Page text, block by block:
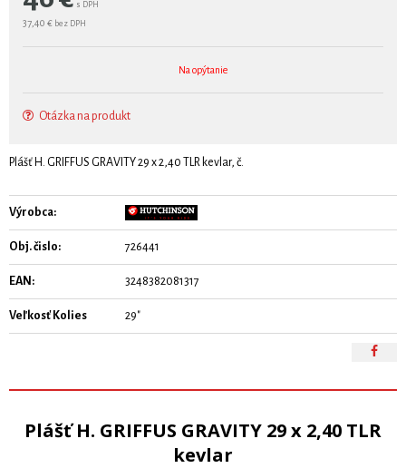
s DPH
37,40 € bez DPH
Na opýtanie
Otázka na produkt
Plášť H. GRIFFUS GRAVITY 29 x 2,40 TLR kevlar, č.
Výrobca:
Obj. čislo: 726441
EAN: 3248382081317
Veľkosť Kolies 29"
Plášť H. GRIFFUS GRAVITY 29 x 2,40 TLR
kevlar